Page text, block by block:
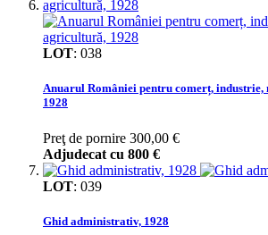
LOT: 038
Anuarul României pentru comerț,
1928
Preţ de pornire 300,00 €
Adjudecat cu 800 €
LOT: 039
Ghid administrativ, 1928